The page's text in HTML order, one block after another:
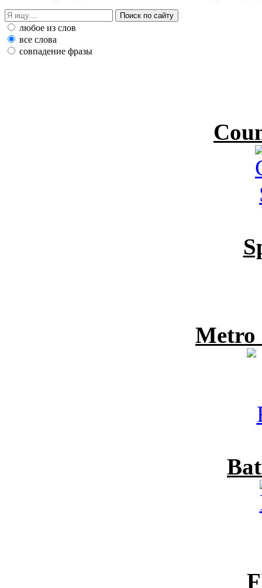
любое из слов
все слова
совпадение фразы
Metro